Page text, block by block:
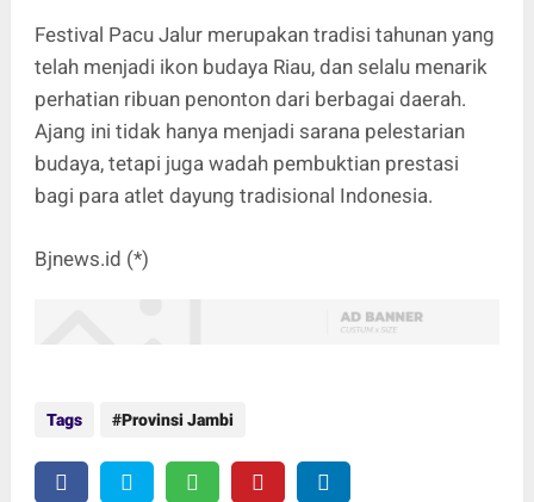
Festival Pacu Jalur merupakan tradisi tahunan yang
telah menjadi ikon budaya Riau, dan selalu menarik
perhatian ribuan penonton dari berbagai daerah.
Ajang ini tidak hanya menjadi sarana pelestarian
budaya, tetapi juga wadah pembuktian prestasi
bagi para atlet dayung tradisional Indonesia.
Bjnews.id (*)
Tags Provinsi Jambi